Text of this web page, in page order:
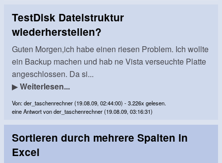
TestDisk Dateistruktur
wiederherstellen?
Guten Morgen,ich habe einen riesen Problem. Ich wollte
ein Backup machen und hab ne Vista verseuchte Platte
angeschlossen. Da si...
▶Weiterlesen...
Von: der_taschenrechner (19.08.09, 02:44:00) - 3.226x gelesen.
eine Antwort von der_taschenrechner (19.08.09, 03:16:31)
Sortieren durch mehrere Spalten in
Excel